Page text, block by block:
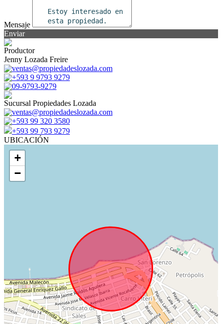
Mensaje
Enviar
Productor
Jenny Lozada Freire
ventas@propiedadeslozada.com
+593 9 9793 9279
09-9793-9279
Sucursal Propiedades Lozada
ventas@propiedadeslozada.com
+593 99 320 3580
+593 99 793 9279
UBICACIÓN
+
−